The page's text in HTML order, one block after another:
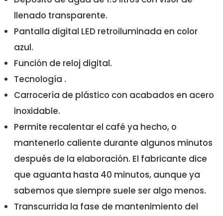
llenado transparente.
Pantalla digital LED retroiluminada en color
azul.
Función de reloj digital.
Tecnología .
Carrocería de plástico con acabados en acero
inoxidable.
Permite recalentar el café ya hecho, o
mantenerlo caliente durante algunos minutos
después de la elaboración. El fabricante dice
que aguanta hasta 40 minutos, aunque ya
sabemos que siempre suele ser algo menos.
Transcurrida la fase de mantenimiento del